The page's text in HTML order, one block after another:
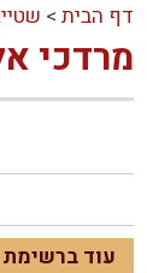
דף הבית >
מרדכי
עוד ברשימת